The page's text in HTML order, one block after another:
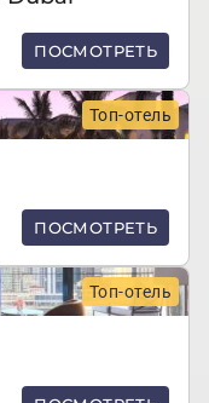
ПОСМОТРЕТЬ
Топ-отель
ПОСМОТРЕТЬ
Топ-отель